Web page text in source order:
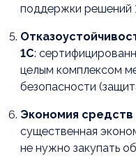
поддержки решений
1С:
целым комплексом
безопасности
Экономия средств
существенная
не нужно закупать